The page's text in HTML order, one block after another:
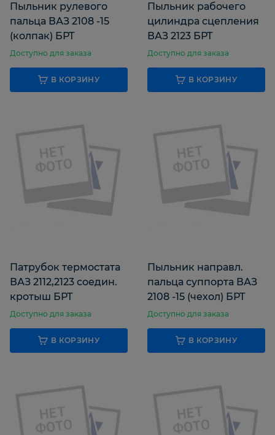
Пыльник рулевого
пальца ВАЗ 2108 -15
(колпак) БРТ
Доступно для заказа
В КОРЗИНУ
Пыльник рабочего
цилиндра сцепления
ВАЗ 2123 БРТ
Доступно для заказа
В КОРЗИНУ
Патрубок термостата
ВАЗ 2112,2123 соедин.
кротыш БРТ
Доступно для заказа
В КОРЗИНУ
Пыльник направл.
пальца суппорта ВАЗ
2108 -15 (чехол) БРТ
Доступно для заказа
В КОРЗИНУ